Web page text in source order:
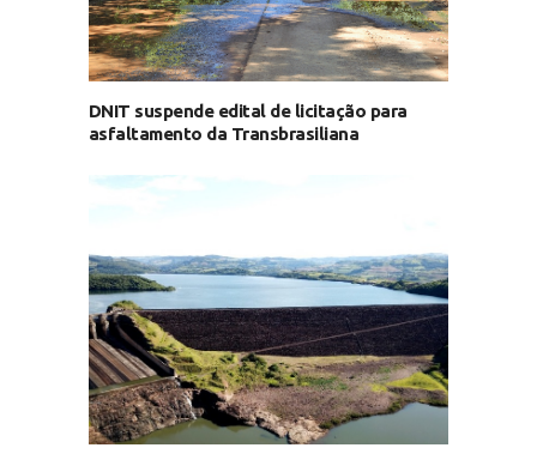
DNIT suspende edital de licitação para
asfaltamento da Transbrasiliana